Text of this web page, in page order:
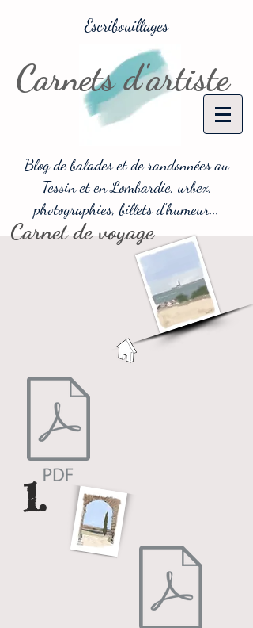
Escribouillages
Carnets d'artiste
Blog de balades et de randonnées au
Tessin et en Lombardie, urbex,
photographies, billets d'humeur...
Carnet de voyage
1.